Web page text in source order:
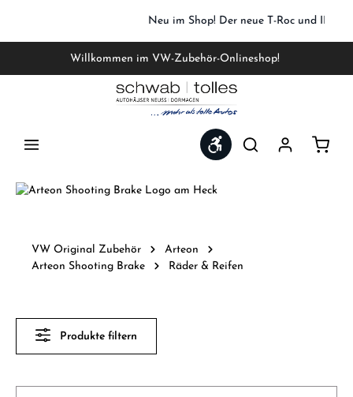
Neu im Shop! Der neue T-Roc und ID.
Willkommen im VW-Zubehör-Onlineshop!
Werkzeugleiste anzeigen
VW Original Zubehör
Arteon
Arteon Shooting Brake
Räder & Reifen
Produkte filtern